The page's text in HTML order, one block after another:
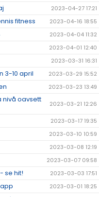
2023-04-27 17:21
fitness 2023-04-16 18:55
2023-04-04 11:32
2023-04-01 12:40
2023-03-31 16:31
3-10 april 2023-03-29 15:52
2023-03-23 13:49
nivå oavsett
2023-03-21 12:26
2023-03-17 19:35
2023-03-10 10:59
2023-03-08 12:19
2023-03-07 09:58
se hit! 2023-03-03 17:51
2023-03-01 18:25